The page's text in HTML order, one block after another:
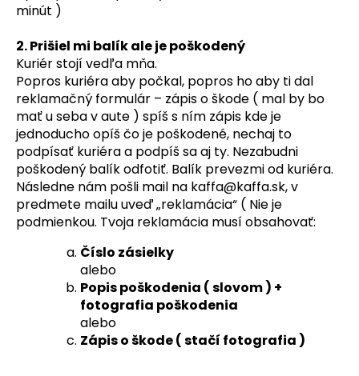
minút )
2. Prišiel mi balík ale je poškodený
Kuriér stojí vedľa mňa.
Popros kuriéra aby počkal, popros ho aby ti dal
reklamačný formulár – zápis o škode ( mal by bo
mať u seba v aute ) spíš s ním zápis kde je
jednoducho opíš čo je poškodené, nechaj to
podpísať kuriéra a podpíš sa aj ty. Nezabudni
poškodený balík odfotiť. Balík prevezmi od kuriéra.
Následne nám pošli mail na kaffa@kaffa.sk, v
predmete mailu uveď „reklamácia“ ( Nie je
podmienkou. Tvoja reklamácia musí obsahovať:
Číslo zásielky
alebo
Popis poškodenia ( slovom ) +
fotografia poškodenia
alebo
Zápis o škode ( stačí fotografia )
e
n
a
j
í
t
?
HLEDAT